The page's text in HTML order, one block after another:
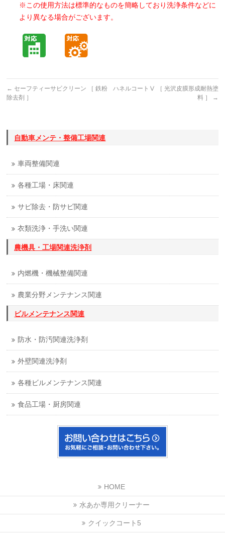
※この使用方法は標準的なものを簡略しており洗浄条件などに
より異なる場合がございます。
← セーフティーサビクリーン ［ 鉄粉
除去剤 ］
ハネルコートⅤ ［ 光沢皮膜形成耐熱塗
料 ］
→
自動車メンテ・整備工場関連
車両整備関連
各種工場・床関連
サビ除去・防サビ関連
衣類洗浄・手洗い関連
農機具・工場関連洗浄剤
内燃機・機械整備関連
農業分野メンテナンス関連
ビルメンテナンス関連
防水・防汚関連洗浄剤
外壁関連洗浄剤
各種ビルメンテナンス関連
食品工場・厨房関連
HOME
水あか専用クリーナー
クイックコート5